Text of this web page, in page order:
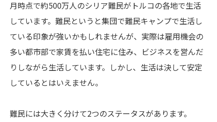
月時点で約500万人のシリア難民がトルコの各地で生活
しています。難民というと集団で難民キャンプで生活し
ている印象が強いかもしれませんが、実際は雇用機会の
多い都市部で家賃を払い住宅に住み、ビジネスを営んだ
りしながら生活しています。しかし、生活は決して安定
しているとはいえません。
難民には大きく分けて2つのステータスがあります。